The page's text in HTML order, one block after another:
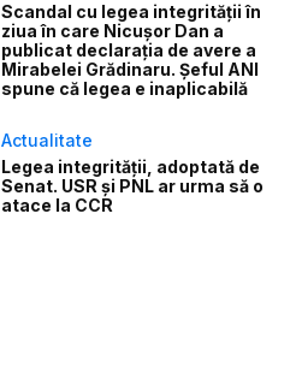
Scandal cu legea integrității în
ziua în care Nicușor Dan a
publicat declarația de avere a
Mirabelei Grădinaru. Șeful ANI
spune că legea e inaplicabilă
Actualitate
Legea integrității, adoptată de
Senat. USR și PNL ar urma să o
atace la CCR